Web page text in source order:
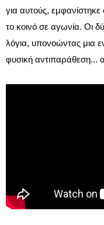
για αυτούς,
το κοινό σε αγωνία. Οι
λόγια, υπονοώντας μια
φυσική αντιπαράθεση...